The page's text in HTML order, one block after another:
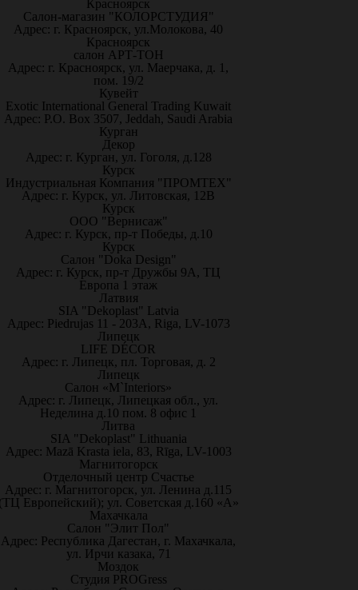
Красноярск
Салон-магазин "КОЛОРСТУДИЯ"
Адрес: г. Красноярск, ул.Молокова, 40
Красноярск
салон АРТ-ТОН
Адрес: г. Красноярск, ул. Маерчака, д. 1,
пом. 19/2
Кувейт
Exotic International General Trading Kuwait
Адрес: P.O. Box 3507, Jeddah, Saudi Arabia
Курган
Декор
Адрес: г. Курган, ул. Гоголя, д.128
Курск
Индустриальная Компания "ПРОМТЕХ"
Адрес: г. Курск, ул. Литовская, 12В
Курск
ООО "Вернисаж"
Адрес: г. Курск, пр-т Победы, д.10
Курск
Салон "Doka Design"
Адрес: г. Курск, пр-т Дружбы 9А, ТЦ
Европа 1 этаж
Латвия
SIA "Dekoplast" Latvia
Адрес: Piedrujas 11 - 203A, Riga, LV-1073
Липецк
LIFE DÉCOR
Адрес: г. Липецк, пл. Торговая, д. 2
Липецк
Салон «M`Interiors»
Адрес: г. Липецк, Липецкая обл., ул.
Неделина д.10 пом. 8 офис 1
Литва
SIA "Dekoplast" Lithuania
Адрес: Mazā Krasta iela, 83, Rīga, LV-1003
Магнитогорск
Отделочный центр Счастье
Адрес: г. Магнитогорск, ул. Ленина д.115
Европейский); ул. Советская д.160 «А»
Махачкала
Салон "Элит Пол"
Адрес: Республика Дагестан, г. Махачкала,
ул. Ирчи казака, 71
Моздок
Студия PROGress